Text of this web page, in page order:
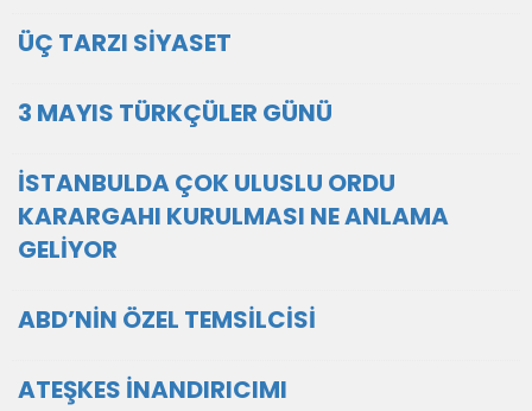
ÜÇ TARZI SİYASET
3 MAYIS TÜRKÇÜLER GÜNÜ
İSTANBULDA ÇOK ULUSLU ORDU
KARARGAHI KURULMASI NE ANLAMA
GELİYOR
ABD’NİN ÖZEL TEMSİLCİSİ
ATEŞKES İNANDIRICIMI